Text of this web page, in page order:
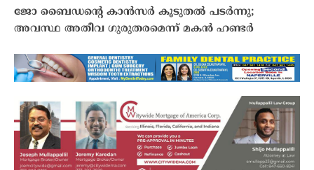
ജോ ബൈഡൻ്റെ കാൻസർ കൂടുതൽ പടർന്നു;
അവസ്ഥ അതീവ ഗുരുതരമെന്ന് മകൻ ഹണ്ടർ